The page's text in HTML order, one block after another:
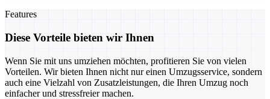
Features
Diese Vorteile bieten wir Ihnen
Wenn Sie mit uns umziehen möchten, profitieren Sie von vielen
Vorteilen. Wir bieten Ihnen nicht nur einen Umzugsservice, sondern
auch eine Vielzahl von Zusatzleistungen, die Ihren Umzug noch
einfacher und stressfreier machen.